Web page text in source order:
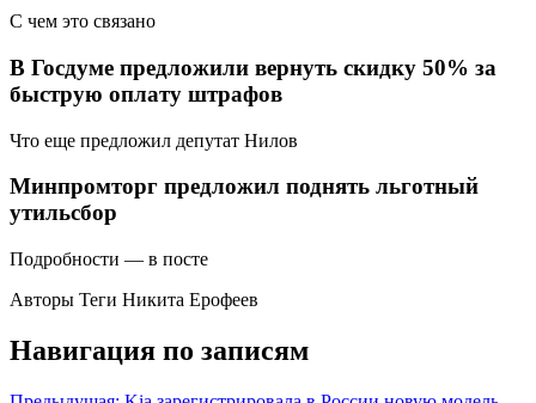
C чем это связано
В Госдуме предложили вернуть скидку 50% за
быструю оплату штрафов
Что еще предложил депутат Нилов
Минпромторг предложил поднять льготный
утильсбор
Подробности — в посте
Авторы Теги Никита Ерофеев
Навигация по записям